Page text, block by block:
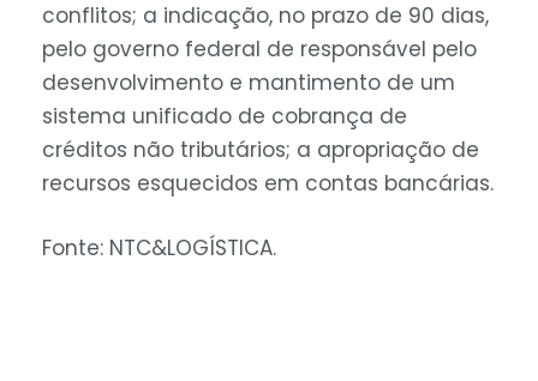
conflitos; a indicação, no prazo de 90 dias,
pelo governo federal de responsável pelo
desenvolvimento e mantimento de um
sistema unificado de cobrança de
créditos não tributários; a apropriação de
recursos esquecidos em contas bancárias.
Fonte: NTC&LOGÍSTICA.